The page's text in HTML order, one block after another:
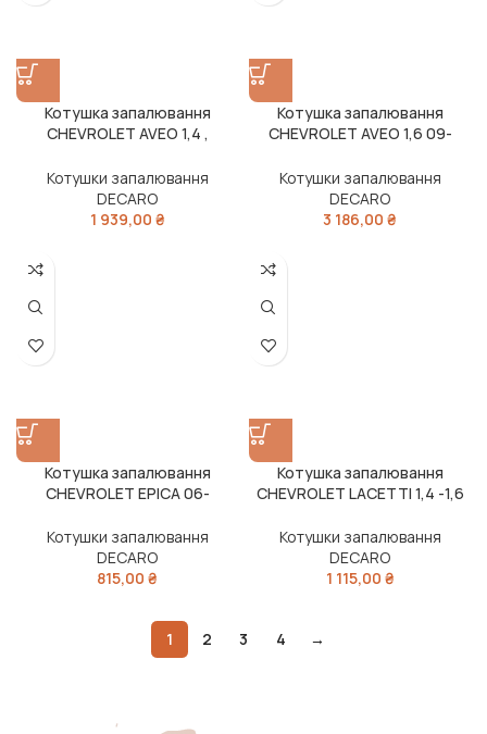
Котушка запалювання
CHEVROLET AVEO 1,4 ,
Котушки запалювання
DECARO
1 939,00 ₴
Котушка запалювання
CHEVROLET AVEO 1,6 09-
Котушки запалювання
DECARO
3 186,00 ₴
Котушка запалювання
CHEVROLET EPICA 06-
Котушки запалювання
DECARO
815,00 ₴
Котушка запалювання
CHEVROLET LACETTI 1,4 -1,6
Котушки запалювання
DECARO
1 115,00 ₴
1 2 3 4 →